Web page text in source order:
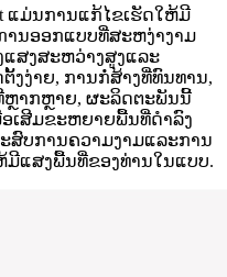
ແມ່ນການແກ້ໄຂເຮັດໃຫ້ມີ
ນອອກແບບທີ່ສະຫງ່າງາມ
ສງສະຫວ່າງສູງແລະ
ງງ່າຍ, ການກໍ່ສ້າງທີ່ທົນທານ,
ຫຼາກຫຼາຍ, ຜະລິດຕະພັນນີ້
ເສີມຂະຫຍາຍພື້ນທີ່ດໍາລົງ
ສົບການຄວາມງາມແລະການ
ມີແສງພື້ນທີ່ຂອງທ່ານໃນແບບ.